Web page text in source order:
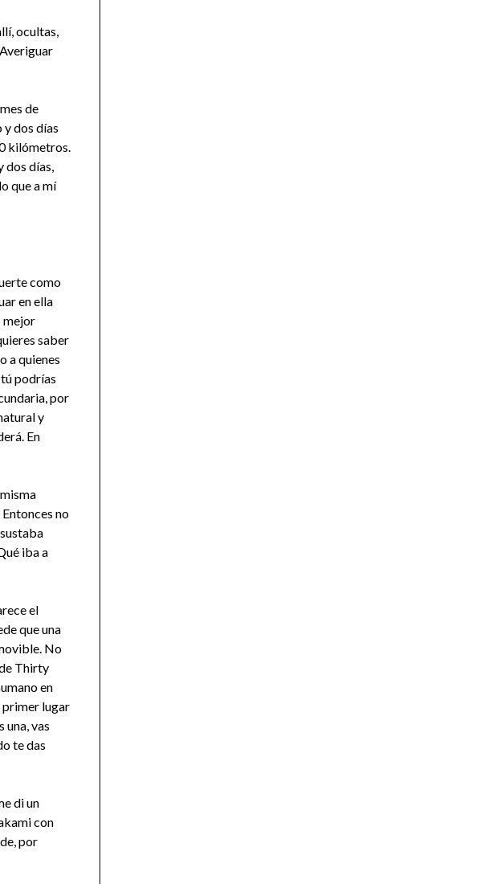
ocultas,
de
dos días
kilómetros.
dos días,
que a mí
como
en ella
mejor
saber
a quienes
podrías
por
y
En
no
iba a
el
que una
No
Thirty
en
primer lugar
una, vas
te das
di un
con
de, por